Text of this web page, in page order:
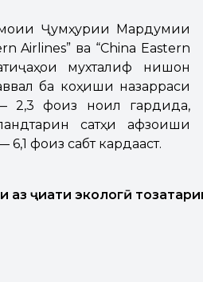
Ҷумҳурии Мардумии
Airlines” ва “China Eastern
мухталиф нишон
ба коҳиши назарраси
2,3 фоиз ноил гардида,
сатҳи афзоиши
фоиз сабт кардааст.
аз ҷиати экологӣ тоз